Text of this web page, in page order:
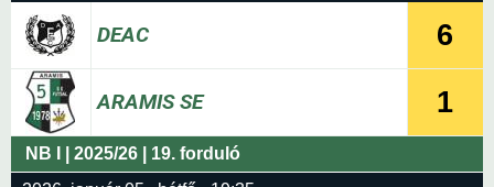
DEAC
ARAMIS SE
6
1
NB I | 2025/26 | 19. forduló